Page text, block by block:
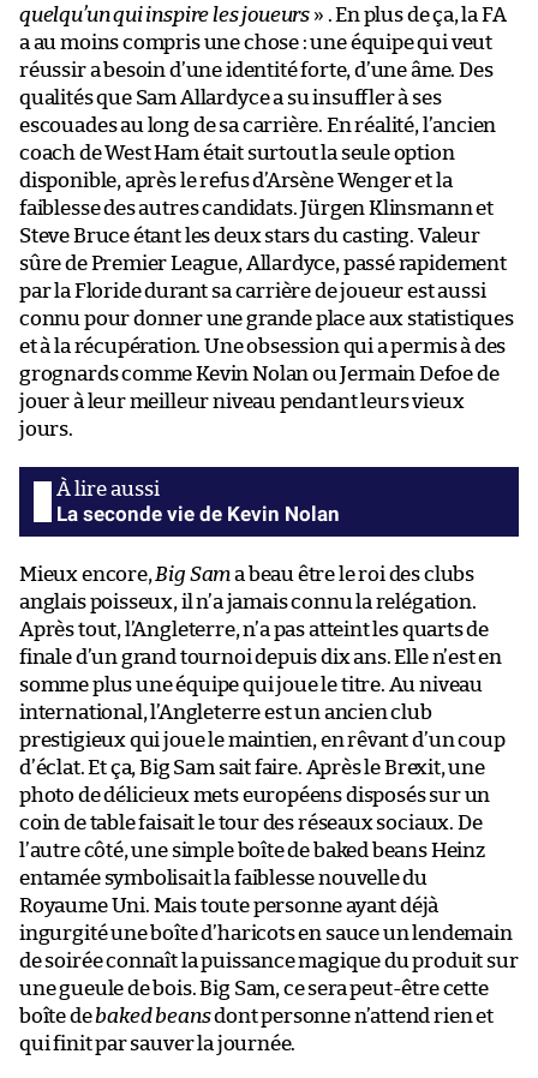
quelqu’un qui inspire les joueurs » . En plus de ça, la FA
a au moins compris une chose : une équipe qui veut
réussir a besoin d’une identité forte, d’une âme. Des
qualités que Sam Allardyce a su insuffler à ses
escouades au long de sa carrière. En réalité, l’ancien
coach de West Ham était surtout la seule option
disponible, après le refus d’Arsène Wenger et la
faiblesse des autres candidats. Jürgen Klinsmann et
Steve Bruce étant les deux stars du casting. Valeur
sûre de Premier League, Allardyce, passé rapidement
par la Floride durant sa carrière de joueur est aussi
connu pour donner une grande place aux statistiques
et à la récupération. Une obsession qui a permis à des
grognards comme Kevin Nolan ou Jermain Defoe de
jouer à leur meilleur niveau pendant leurs vieux
jours.
La seconde vie de Kevin Nolan
Mieux encore, Big Sama beau être le roi des clubs
anglais poisseux, il n’a jamais connu la relégation.
Après tout, l’Angleterre, n’a pas atteint les quarts de
finale d’un grand tournoi depuis dix ans. Elle n’est en
somme plus une équipe qui joue le titre. Au niveau
international, l’Angleterre est un ancien club
prestigieux qui joue le maintien, en rêvant d’un coup
d’éclat. Et ça, Big Sam sait faire. Après le Brexit, une
photo de délicieux mets européens disposés sur un
coin de table faisait le tour des réseaux sociaux. De
l’autre côté, une simple boîte de baked beans Heinz
entamée symbolisait la faiblesse nouvelle du
Royaume Uni. Mais toute personne ayant déjà
ingurgité une boîte d’haricots en sauce un lendemain
de soirée connaît la puissance magique du produit sur
une gueule de bois. Big Sam, ce sera peut-être cette
boîte debaked beansdont personne n’attend rien et
qui finit par sauver la journée.